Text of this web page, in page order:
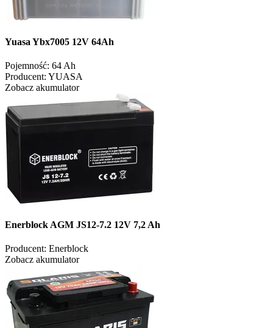
Yuasa Ybx7005 12V 64Ah
Pojemność: 64 Ah
Producent: YUASA
Zobacz akumulator
Enerblock AGM JS12-7.2 12V 7,2 Ah
Producent: Enerblock
Zobacz akumulator